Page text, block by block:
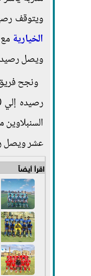
ويتوقف رصيد فريق بني عبيد عند 9
الخيارية
ويصل رصيد منية
ونجح
عشر ويصل رصيد
اقرأ أيضاً